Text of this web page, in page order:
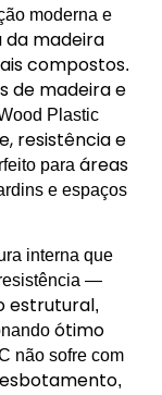
moderna e
da madeira
compostos.
de madeira e
Plastic
resistência e
para áreas
e espaços
interna que
—
estrutural,
ótimo
não sofre com
,